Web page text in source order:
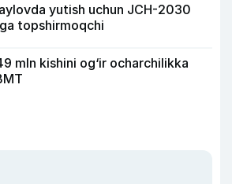
yutish uchun JCH-2030
topshirmoqchi
mln kishini og‘ir ocharchilikka